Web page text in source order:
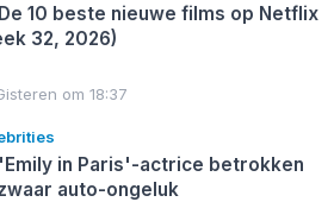
De 10 beste nieuwe films op Netflix
32, 2026)
om 18:37
'Emily in Paris'-actrice betrokken
auto-ongeluk